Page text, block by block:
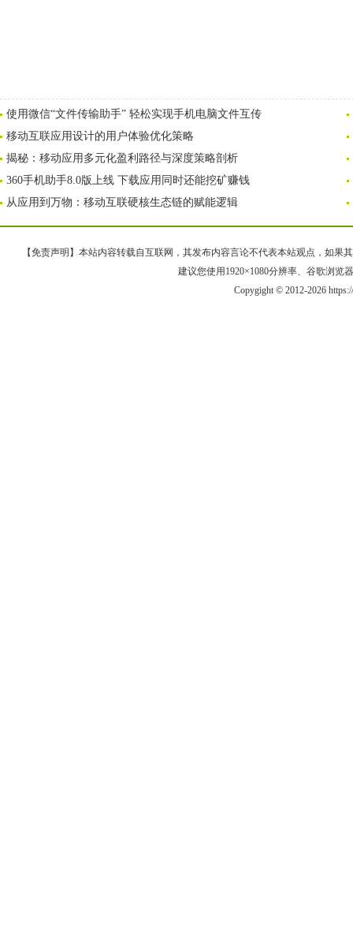
使用微信“文件传输助手” 轻松实现手机电脑文件互传
移动互联应用设计的用户体验优化策略
揭秘：移动应用多元化盈利路径与深度策略剖析
360手机助手8.0版上线 下载应用同时还能挖矿赚钱
从应用到万物：移动互联硬核生态链的赋能逻辑
【免责声明】本站内容转载自互联网，其发布内容言论不代表本站观点，如果
建议您使用1920×1080分辨率、谷歌浏览
Copygight © 2012-2026